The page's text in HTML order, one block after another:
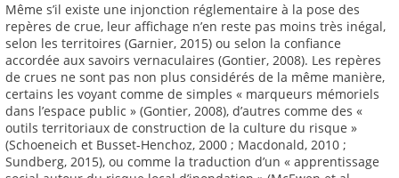
Même s’il existe une injonction réglementaire à la pose des
repères de crue, leur affichage n’en reste pas moins très inégal,
selon les territoires (Garnier, 2015) ou selon la confiance
accordée aux savoirs vernaculaires (Gontier, 2008). Les repères
de crues ne sont pas non plus considérés de la même manière,
certains les voyant comme de simples « marqueurs mémoriels
dans l’espace public » (Gontier, 2008), d’autres comme des «
outils territoriaux de construction de la culture du risque »
(Schoeneich et Busset-Henchoz, 2000 ; Macdonald, 2010 ;
Sundberg, 2015), ou comme la traduction d’un « apprentissage